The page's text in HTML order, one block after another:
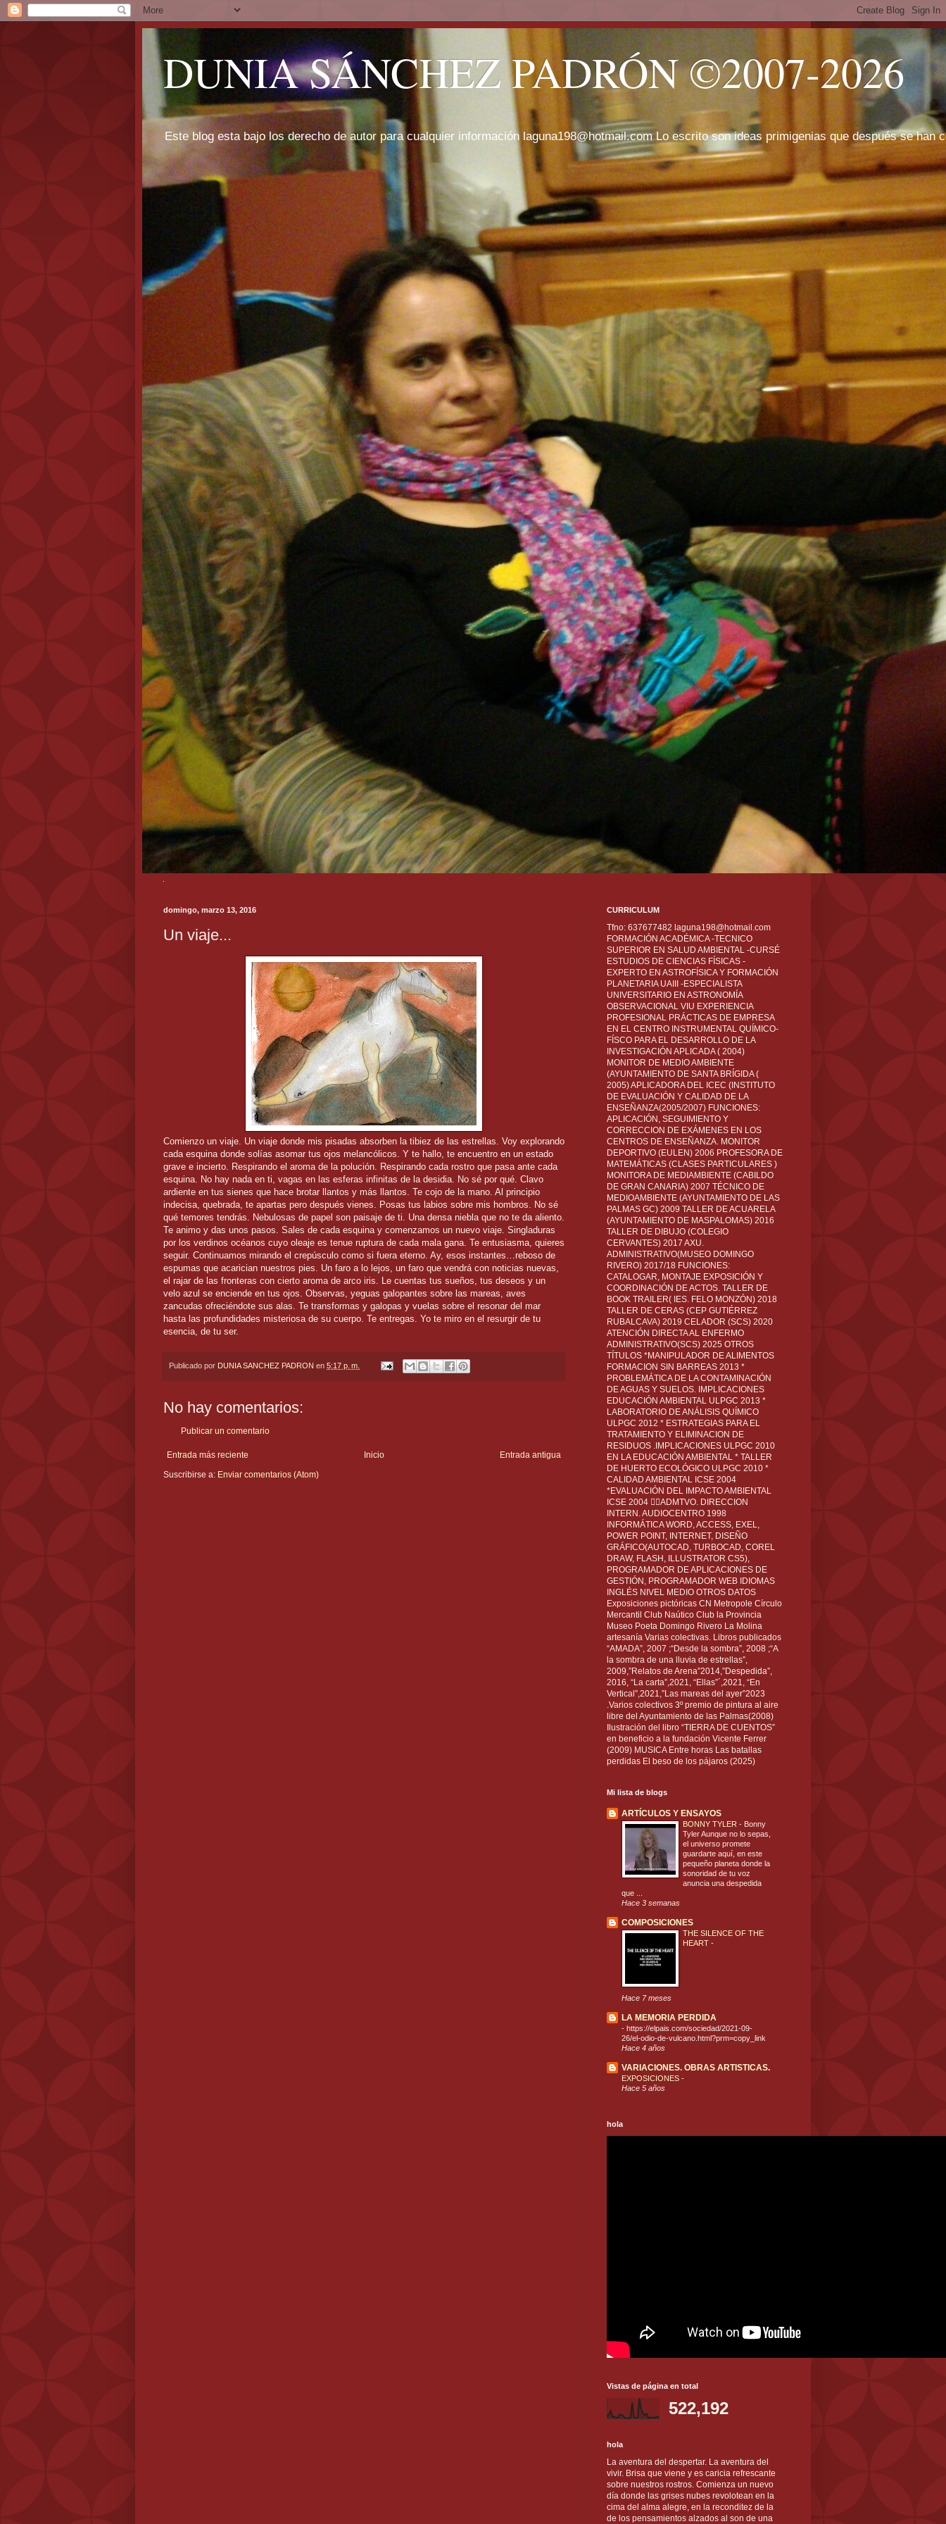
DUNIA SÁNCHEZ PADRÓN ©2007-2026
Este blog esta bajo los derecho de autor para cualquier información laguna198@hotmail.com Lo escrito son ideas primigenias que después se han
domingo, marzo 13, 2016
Un viaje...
Comienzo un viaje. Un viaje donde mis pisadas absorben la tibiez de las estrellas. Voy explorando
cada esquina donde solías asomar tus ojos melancólicos. Y te hallo, te encuentro en un estado
grave e incierto. Respirando el aroma de la polución. Respirando cada rostro que pasa ante cada
esquina. No hay nada en ti, vagas en las esferas infinitas de la desidia. No sé por qué. Clavo
ardiente en tus sienes que hace brotar llantos y más llantos. Te cojo de la mano. Al principio
indecisa, quebrada, te apartas pero después vienes. Posas tus labios sobre mis hombros. No sé
qué temores tendrás. Nebulosas de papel son paisaje de ti. Una densa niebla que no te da aliento.
Te animo y das unos pasos. Sales de cada esquina y comenzamos un nuevo viaje. Singladuras
por los verdinos océanos cuyo oleaje es tenue ruptura de cada mala gana. Te entusiasma, quieres
seguir. Continuamos mirando el crepúsculo como si fuera eterno. Ay, esos instantes…reboso de
espumas que acarician nuestros pies. Un faro a lo lejos, un faro que vendrá con noticias nuevas,
el rajar de las fronteras con cierto aroma de arco iris. Le cuentas tus sueños, tus deseos y un
velo azul se enciende en tus ojos. Observas, yeguas galopantes sobre las mareas, aves
zancudas ofreciéndote sus alas. Te transformas y galopas y vuelas sobre el resonar del mar
hasta las profundidades misteriosa de su cuerpo. Te entregas. Yo te miro en el resurgir de tu
esencia, de tu ser.
Publicado por DUNIA SANCHEZ PADRON en 5:17 p. m.
No hay comentarios:
Publicar un comentario
Entrada más reciente Entrada antigua
Inicio
Suscribirse a: Enviar comentarios (Atom)
CURRICULUM
Tfno: 637677482 laguna198@hotmail.com
FORMACIÓN ACADÉMICA -TECNICO
SUPERIOR EN SALUD AMBIENTAL -CURSÉ
ESTUDIOS DE CIENCIAS FÍSICAS -
EXPERTO EN ASTROFÍSICA Y FORMACIÓN
PLANETARIA UAIII -ESPECIALISTA
UNIVERSITARIO EN ASTRONOMÍA
OBSERVACIONAL VIU EXPERIENCIA
PROFESIONAL PRÁCTICAS DE EMPRESA
EN EL CENTRO INSTRUMENTAL QUÍMICO-
FÍSCO PARA EL DESARROLLO DE LA
INVESTIGACIÓN APLICADA ( 2004)
MONITOR DE MEDIO AMBIENTE
(AYUNTAMIENTO DE SANTA BRÍGIDA (
2005) APLICADORA DEL ICEC (INSTITUTO
DE EVALUACIÓN Y CALIDAD DE LA
ENSEÑANZA(2005/2007) FUNCIONES:
APLICACIÓN, SEGUIMIENTO Y
CORRECCION DE EXÁMENES EN LOS
CENTROS DE ENSEÑANZA. MONITOR
DEPORTIVO (EULEN) 2006 PROFESORA DE
MATEMÁTICAS (CLASES PARTICULARES )
MONITORA DE MEDIAMBIENTE (CABILDO
DE GRAN CANARIA) 2007 TÉCNICO DE
MEDIOAMBIENTE (AYUNTAMIENTO DE LAS
PALMAS GC) 2009 TALLER DE ACUARELA
(AYUNTAMIENTO DE MASPALOMAS) 2016
TALLER DE DIBUJO (COLEGIO
CERVANTES) 2017 AXU.
ADMINISTRATIVO(MUSEO DOMINGO
RIVERO) 2017/18 FUNCIONES:
CATALOGAR, MONTAJE EXPOSICIÓN Y
COORDINACIÓN DE ACTOS. TALLER DE
BOOK TRAILER( IES. FELO MONZÓN) 2018
TALLER DE CERAS (CEP GUTIÉRREZ
RUBALCAVA) 2019 CELADOR (SCS) 2020
ATENCIÓN DIRECTA AL ENFERMO
ADMINISTRATIVO(SCS) 2025 OTROS
TÍTULOS *MANIPULADOR DE ALIMENTOS
FORMACION SIN BARREAS 2013 *
PROBLEMÁTICA DE LA CONTAMINACIÓN
DE AGUAS Y SUELOS. IMPLICACIONES
EDUCACIÓN AMBIENTAL ULPGC 2013 *
LABORATORIO DE ANÁLISIS QUÍMICO
ULPGC 2012 * ESTRATEGIAS PARA EL
TRATAMIENTO Y ELIMINACION DE
RESIDUOS .IMPLICACIONES ULPGC 2010
EN LA EDUCACIÓN AMBIENTAL * TALLER
DE HUERTO ECOLÓGICO ULPGC 2010 *
CALIDAD AMBIENTAL ICSE 2004
*EVALUACIÓN DEL IMPACTO AMBIENTAL
ICSE 2004 ADMTVO. DIRECCION
INTERN. AUDIOCENTRO 1998
INFORMÁTICA WORD, ACCESS, EXEL,
POWER POINT, INTERNET, DISEÑO
GRÁFICO(AUTOCAD, TURBOCAD, COREL
DRAW, FLASH, ILLUSTRATOR CS5),
PROGRAMADOR DE APLICACIONES DE
GESTIÓN, PROGRAMADOR WEB IDIOMAS
INGLÉS NIVEL MEDIO OTROS DATOS
Exposiciones pictóricas CN Metropole Círculo
Mercantil Club Naútico Club la Provincia
Museo Poeta Domingo Rivero La Molina
artesanía Varias colectivas. Libros publicados
“AMADA”, 2007 ;“Desde la sombra”, 2008 ;“A
la sombra de una lluvia de estrellas”,
2009,”Relatos de Arena”2014,”Despedida”,
2016, “La carta”,2021, “Ellas”´,2021, “En
Vertical”,2021,”Las mareas del ayer”2023
.Varios colectivos 3º premio de pintura al aire
libre del Ayuntamiento de las Palmas(2008)
Ilustración del libro “TIERRA DE CUENTOS”
en beneficio a la fundación Vicente Ferrer
(2009) MUSICA Entre horas Las batallas
perdidas El beso de los pájaros (2025)
Mi lista de blogs
ARTÍCULOS Y ENSAYOS
BONNY TYLER - Bonny
Tyler Aunque no lo sepas,
el universo promete
guardarte aquí, en este
pequeño planeta donde la
sonoridad de tu voz
anuncia una despedida
que ...
Hace 3 semanas
COMPOSICIONES
THE SILENCE OF THE
HEART -
Hace 7 meses
LA MEMORIA PERDIDA
- https://elpais.com/sociedad/2021-09-
26/el-odio-de-vulcano.html?prm=copy_link
Hace 4 años
VARIACIONES. OBRAS ARTISTICAS.
EXPOSICIONES -
Hace 5 años
hola
Vistas de página en total
522,192
hola
La aventura del despertar. La aventura del
vivir. Brisa que viene y es caricia refrescante
sobre nuestros rostros. Comienza un nuevo
día donde las grises nubes revolotean en la
cima del alma alegre, en la reconditez de la
de los pensamientos alzados al son de una